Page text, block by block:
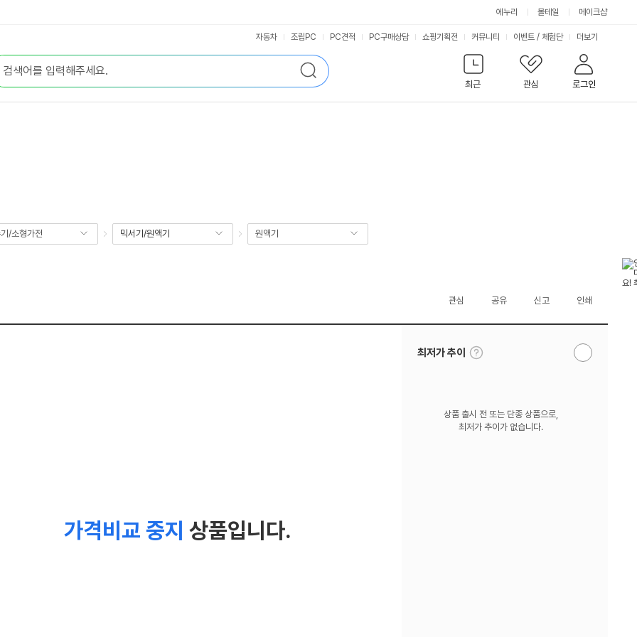
에누리 몰테일 메이크샵
검
색
최근
관심 로그인
자동차 조립PC PC견적 PC구매상담 쇼핑기획전 커뮤니티 이벤트 / 체험단 서
비
스
더보기
/소형가전 믹서기/원액기 원액기
관심 공유 신고 인쇄
가격비교 중지 상품입니다.
최저가 추이
툴
팁
알
상품 출시 전 또는 단종 상품으로,
최저가 추이가 없습니다.